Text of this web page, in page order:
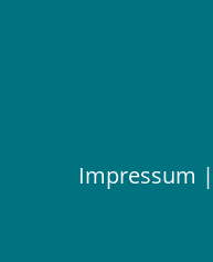
Impressum |